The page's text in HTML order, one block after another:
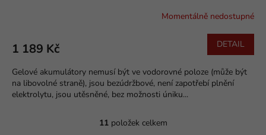
R
M
A
Momentálně nedostupné
1 189 Kč DETAIL
Gelové akumulátory nemusí být ve vodorovné poloze (může být
na libovolné straně), jsou bezúdržbové, není zapotřebí plnění
elektrolytu, jsou utěsněné, bez možnosti úniku...
O
11položek celkem